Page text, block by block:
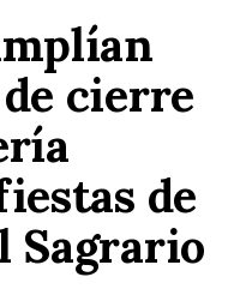
cierre
de
Sagrario